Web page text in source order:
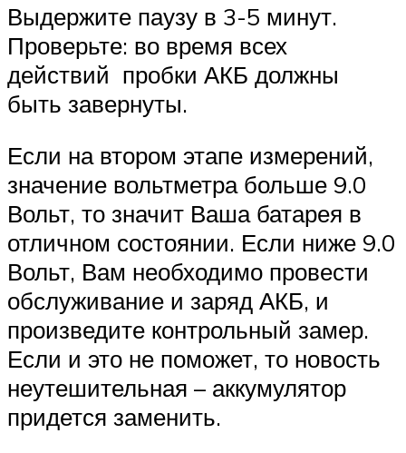
Выдержите паузу в 3-5 минут.
Проверьте: во время всех
действий пробки АКБ должны
быть завернуты.
Если на втором этапе измерений,
значение вольтметра больше 9.0
Вольт, то значит Ваша батарея в
отличном состоянии. Если ниже 9.0
Вольт, Вам необходимо провести
обслуживание и заряд АКБ, и
произведите контрольный замер.
Если и это не поможет, то новость
неутешительная – аккумулятор
придется заменить.